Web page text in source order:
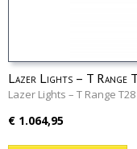
Lazer Lights – T Range
Lazer Lights – T Range
€ 1.064,95